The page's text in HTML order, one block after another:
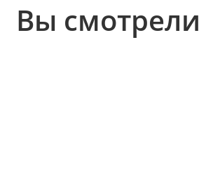
Вы смотрели